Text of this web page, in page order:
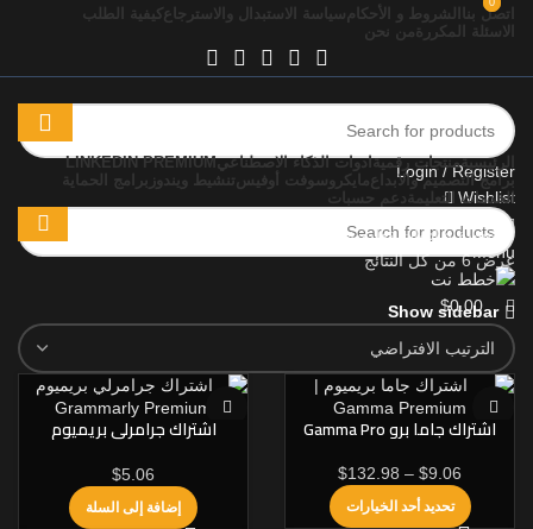
اتصل بنا الشروط و الأحكامسياسة الاستبدال والاسترجاعكيفية الطلب
الاسئلة المكررةمن نحن
Login / Register
Wishlist
0
0.00
Menu
0
$0.00
الرئيسيةمنتجات رقميةادوات الذكاء الاصطناعيLINKEDIN PREMIUM
برامج التصميم والابداعمايكروسوفت أوفيستنشيط ويندوز برامج الحماية
الخدمات التعليمة دعم حسبات
الرئيسية»ادوات تعليمية
عرض ⁦6⁩ من كل النتائج
Show sidebar
اشتراك جاما برو Gamma Pro
$9.06
–
$132.98
تحديد أحد الخيارات
اشتراك جرامرلي بريميوم
Grammarly Premium رسمي
$5.06
إضافة إلى السلة